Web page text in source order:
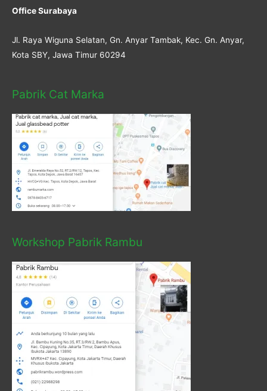
Office Surabaya
Jl. Raya Wiguna Selatan, Gn. Anyar Tambak, Kec. Gn. Anyar,
Kota SBY, Jawa Timur 60294
Pabrik Cat Marka
Workshop Pabrik Rambu